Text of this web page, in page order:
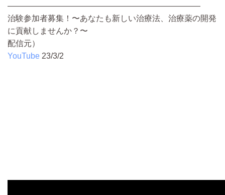
————————————————————————
治験参加者募集！〜あなたも新しい治療法、治療薬の開発
に貢献しませんか？〜
配信元）
YouTube 23/3/2